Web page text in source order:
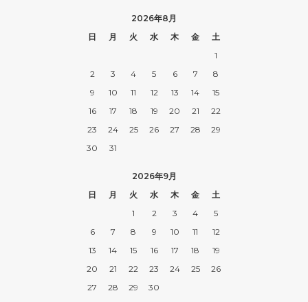
2026年8月
日
月 火 水 木 金
土
1
2
3 4 5 6 7
8
9
10 11 12 13 14
15
16
17 18 19 20 21
22
23
24 25 26 27 28
29
30
31
2026年9月
日
月 火 水 木 金
土
1
2 3 4
5
6
7 8 9 10 11
12
13
14 15 16 17 18
19
20
21 22 23 24 25
26
27
28 29 30